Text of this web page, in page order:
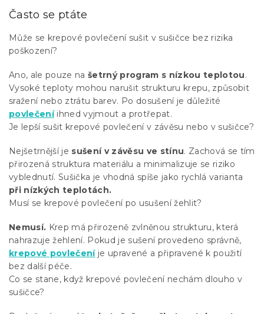
Často se ptáte
Může se krepové povlečení sušit v sušičce bez rizika
poškození?
Ano, ale pouze na šetrný program s nízkou teplotou.
Vysoké teploty mohou narušit strukturu krepu, způsobit
sražení nebo ztrátu barev. Po dosušení je důležité
povlečeníihned vyjmout a protřepat.
Je lepší sušit krepové povlečení v závěsu nebo v sušičce?
Nejšetrnější je sušení v závěsu ve stínu. Zachová se tím
přirozená struktura materiálu a minimalizuje se riziko
vyblednutí. Sušička je vhodná spíše jako rychlá varianta
při nízkých teplotách.
Musí se krepové povlečení po usušení žehlit?
Nemusí. Krep má přirozeně zvlněnou strukturu, která
nahrazuje žehlení. Pokud je sušení provedeno správně,
krepové povlečeníje upravené a připravené k použití
bez další péče.
Co se stane, když krepové povlečení nechám dlouho v
sušičce?